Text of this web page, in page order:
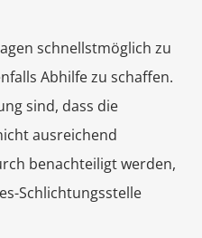
schnellstmöglich zu
Abhilfe zu schaffen.
sind, dass die
ausreichend
benachteiligt werden,
Schlichtungsstelle